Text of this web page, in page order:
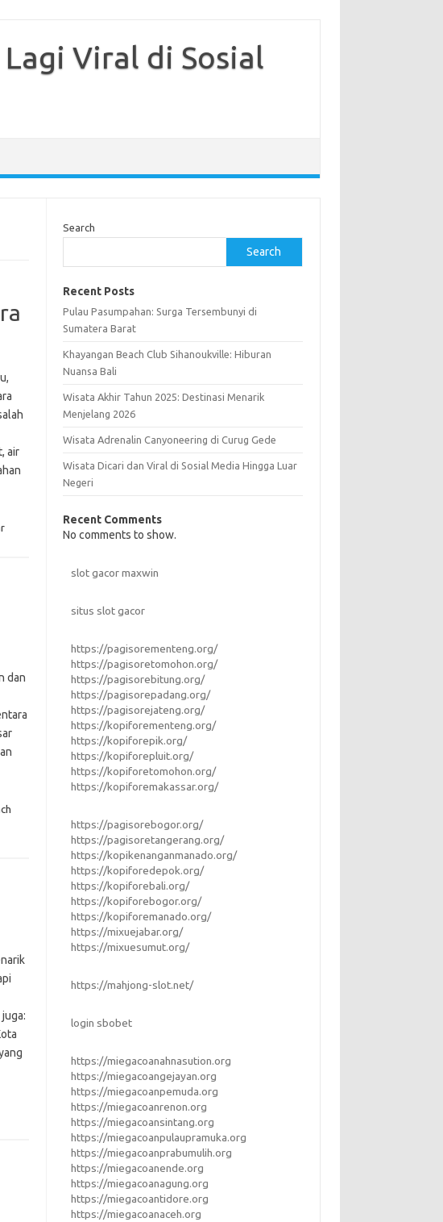
Viral di Sosial
air
dan
Search
Search
Recent Posts
Pulau Pasumpahan: Surga Tersembunyi di
Sumatera Barat
Khayangan Beach Club Sihanoukville: Hiburan
Nuansa Bali
Wisata Akhir Tahun 2025: Destinasi Menarik
Menjelang 2026
Wisata Adrenalin Canyoneering di Curug Gede
Wisata Dicari dan Viral di Sosial Media Hingga Luar
Negeri
Recent Comments
No comments to show.
slot gacor maxwin
situs slot gacor
https://pagisorementeng.org/
https://pagisoretomohon.org/
https://pagisorebitung.org/
https://pagisorepadang.org/
https://pagisorejateng.org/
https://kopiforementeng.org/
https://kopiforepik.org/
https://kopiforepluit.org/
https://kopiforetomohon.org/
https://kopiforemakassar.org/
https://pagisorebogor.org/
https://pagisoretangerang.org/
https://kopikenanganmanado.org/
https://kopiforedepok.org/
https://kopiforebali.org/
https://kopiforebogor.org/
https://kopiforemanado.org/
https://mixuejabar.org/
https://mixuesumut.org/
https://mahjong-slot.net/
login sbobet
https://miegacoanahnasution.org
https://miegacoangejayan.org
https://miegacoanpemuda.org
https://miegacoanrenon.org
https://miegacoansintang.org
https://miegacoanpulaupramuka.org
https://miegacoanprabumulih.org
https://miegacoanende.org
https://miegacoanagung.org
https://miegacoantidore.org
https://miegacoanaceh.org